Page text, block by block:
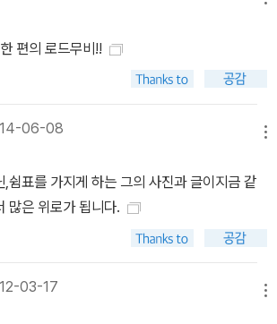
놀랍다. 미
틴 스콜세지와 이사벨라 로셀리니를 만나질 않
문체로 이 책에 실린 사진에 ‘한번은’으로 시
사진 세계] 1. 장소와
진 찍기를 통해 어떤 장소를 발견하는 게 아닙
아메리칸 포
는 이
스는 사진에는 몽타주가 부재한다는 사실이야
큰 선물이라고 한다. 영화와 달리 단 한 장만으
를 갖는 사진의 속성을 그는 “한 번(einma
이 용어에 몰입했다. 그러나 영화감독인 그는
편의 로드무비!!
06-08
,쉼표를 가지게 하는 그의 사진과 글이지금 같
많은 위로가 됩니다.
03-17